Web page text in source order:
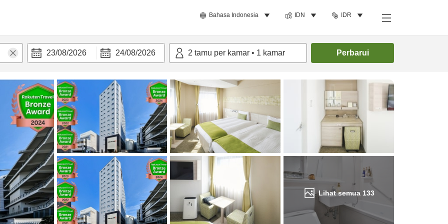
Bahasa Indonesia IDN IDR
23/08/2026 24/08/2026 2 tamu per kamar • 1 kamar Perbarui
Lihat semua 133
Cari kamar